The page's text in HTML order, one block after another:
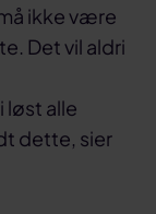
ikke være
Det vil aldri
løst alle
dette, sier